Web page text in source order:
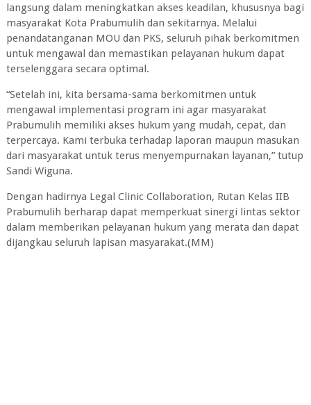
langsung dalam meningkatkan akses keadilan, khususnya bagi
masyarakat Kota Prabumulih dan sekitarnya. Melalui
penandatanganan MOU dan PKS, seluruh pihak berkomitmen
untuk mengawal dan memastikan pelayanan hukum dapat
terselenggara secara optimal.
“Setelah ini, kita bersama-sama berkomitmen untuk
mengawal implementasi program ini agar masyarakat
Prabumulih memiliki akses hukum yang mudah, cepat, dan
terpercaya. Kami terbuka terhadap laporan maupun masukan
dari masyarakat untuk terus menyempurnakan layanan,” tutup
Sandi Wiguna.
Dengan hadirnya Legal Clinic Collaboration, Rutan Kelas IIB
Prabumulih berharap dapat memperkuat sinergi lintas sektor
dalam memberikan pelayanan hukum yang merata dan dapat
dijangkau seluruh lapisan masyarakat.(MM)